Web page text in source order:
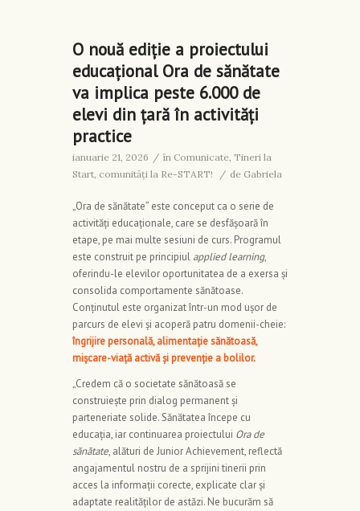
O nouă ediție a proiectului
educațional Ora de sănătate
va implica peste 6.000 de
elevi din țară în activități
practice
ianuarie 21, 2026 / în Comunicate, Tineri la
Start, comunități la Re-START!
/ de Gabriela
„Ora de sănătate” este conceput ca o serie de
activități educaționale, care se desfășoară în
etape, pe mai multe sesiuni de curs. Programul
este construit pe principiul applied learning,
oferindu-le elevilor oportunitatea de a exersa și
consolida comportamente sănătoase.
Conținutul este organizat într-un mod ușor de
parcurs de elevi și acoperă patru domenii-cheie:
îngrijire personală, alimentație sănătoasă,
mișcare-viață activă și prevenție a bolilor.
„Credem că o societate sănătoasă se
construiește prin dialog permanent și
parteneriate solide. Sănătatea începe cu
educația, iar continuarea proiectului Ora de
sănătate, alături de Junior Achievement, reflectă
angajamentul nostru de a sprijini tinerii prin
acces la informații corecte, explicate clar și
adaptate realităților de astăzi. Ne bucurăm să